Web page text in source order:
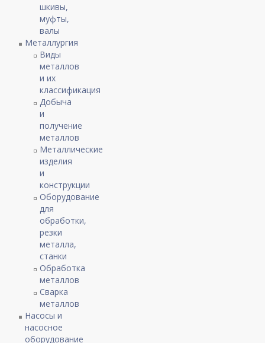
шкивы,
муфты,
валы
Металлургия
Виды
металлов
и их
классификация
Добыча
и
получение
металлов
Металлические
изделия
и
конструкции
Оборудование
для
обработки,
резки
металла,
станки
Обработка
металлов
Сварка
металлов
Насосы и
насосное
оборудование